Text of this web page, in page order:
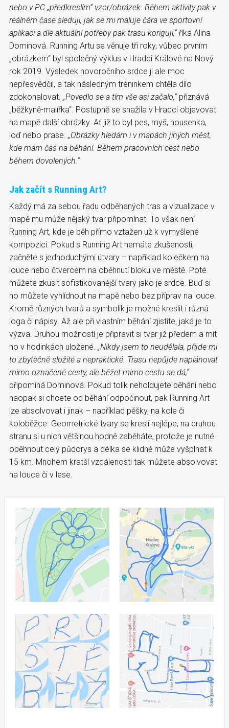
nebo v PC „předkreslím“ vzor/obrázek. Během aktivity pak v
reálném čase sleduji, jak se mi maluje čára ve sportovní
aplikaci a dle aktuální potřeby pak trasu koriguji,“říká Alina
Dominová. Running Artu se věnuje tři roky, vůbec prvním
„obrázkem“ byl společný výklus v Hradci Králové na Nový
rok 2019. Výsledek novoročního srdce ji ale moc
nepřesvědčil, a tak následným tréninkem chtěla dílo
zdokonalovat. „Povedlo se a tím vše asi začalo,“přiznává
„běžkyně-malířka“. Postupně se snažila v Hradci objevovat
na mapě další obrázky. Ať již to byl pes, myš, housenka,
loď nebo prase. „Obrázky hledám i v mapách jiných měst,
kde mám čas na běhání. Během pracovních cest nebo
během dovolených.“
Jak začít s Running Art?
Každý má za sebou řadu odběhaných tras a vizualizace v
mapě mu může nějaký tvar připomínat. To však není
Running Art, kde je běh přímo vztažen už k vymyšlené
kompozici. Pokud s Running Art nemáte zkušenosti,
začněte s jednoduchými útvary – například kolečkem na
louce nebo čtvercem na oběhnutí bloku ve městě. Poté
můžete zkusit sofistikovanější tvary jako je srdce. Buď si
ho můžete vyhlídnout na mapě nebo bez příprav na louce.
Kromě různých tvarů a symbolik je možné kreslit i různá
loga či nápisy. Až ale při vlastním běhání zjistíte, jaká je to
výzva. Druhou možností je připravit si tvar již předem a mít
ho v hodinkách uložené. „Nikdy jsem to neudělala, přijde mi
to zbytečně složité a nepraktické. Trasu nepůjde naplánovat
mimo označené cesty, ale běžet mimo cestu se dá,“
připomíná Dominová. Pokud tolik neholdujete běhání nebo
naopak si chcete od běhání odpočinout, pak Running Art
lze absolvovat i jinak – například pěšky, na kole či
koloběžce. Geometrické tvary se kreslí nejlépe, na druhou
stranu si u nich většinou hodně zaběháte, protože je nutné
oběhnout celý půdorys a délka se klidně může vyšplhat k
15 km. Mnohem kratší vzdálenosti tak můžete absolvovat
na louce či v lese.